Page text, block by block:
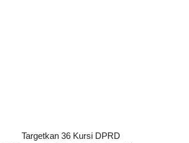
Targetkan 36 Kursi DPRD